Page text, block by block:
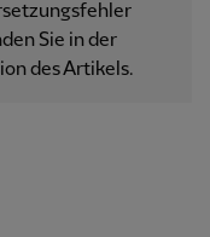
Sie in der
des Artikels.